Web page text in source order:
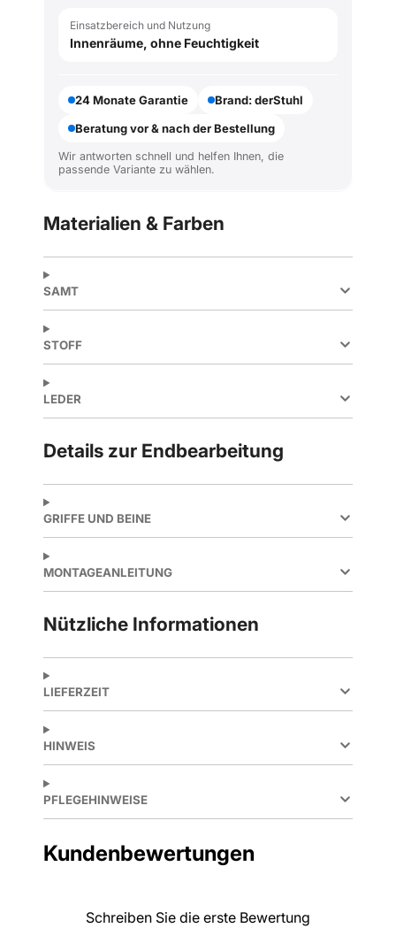
Einsatzbereich und Nutzung
Innenräume, ohne Feuchtigkeit
24 Monate Garantie
Brand: derStuhl
Beratung vor & nach der Bestellung
Wir antworten schnell und helfen Ihnen, die
passende Variante zu wählen.
Materialien & Farben
SAMT
STOFF
LEDER
Details zur Endbearbeitung
GRIFFE UND BEINE
MONTAGEANLEITUNG
Nützliche Informationen
LIEFERZEIT
HINWEIS
PFLEGEHINWEISE
Kundenbewertungen
Schreiben Sie die erste Bewertung